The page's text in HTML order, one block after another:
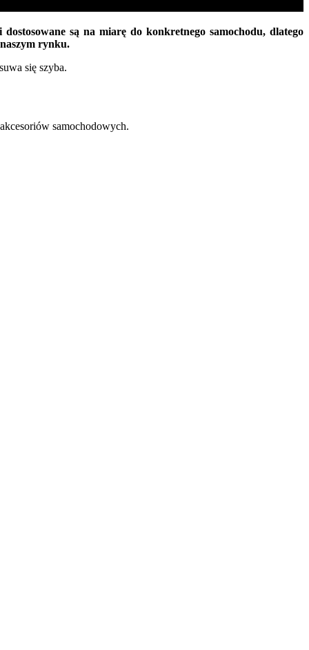
są na miarę do konkretnego samochodu, dlatego
rynku.
się szyba.
samochodowych.